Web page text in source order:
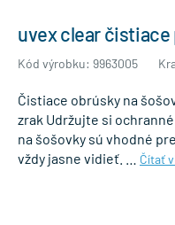
uvex clear
Kód výrobku: 9963005
Čistiace obrúsky na
zrak Udržujte si
na šošovky sú vhodné
vždy jasne vidieť. …
Čítať